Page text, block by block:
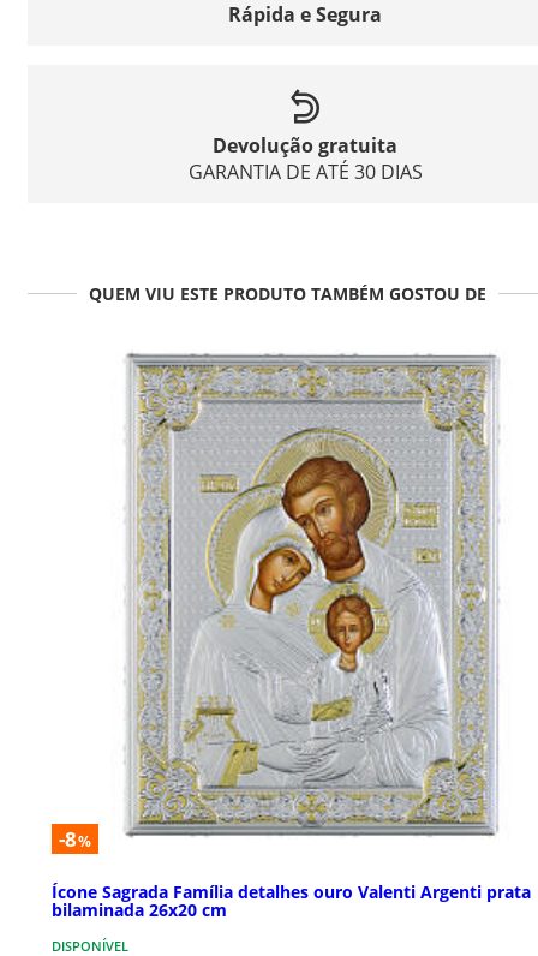
Rápida e Segura
Devolução gratuita
GARANTIA DE ATÉ 30 DIAS
QUEM VIU ESTE PRODUTO TAMBÉM GOSTOU DE
-8%
Ícone Sagrada Família detalhes ouro Valenti Argenti prata
bilaminada 26x20 cm
DISPONÍVEL